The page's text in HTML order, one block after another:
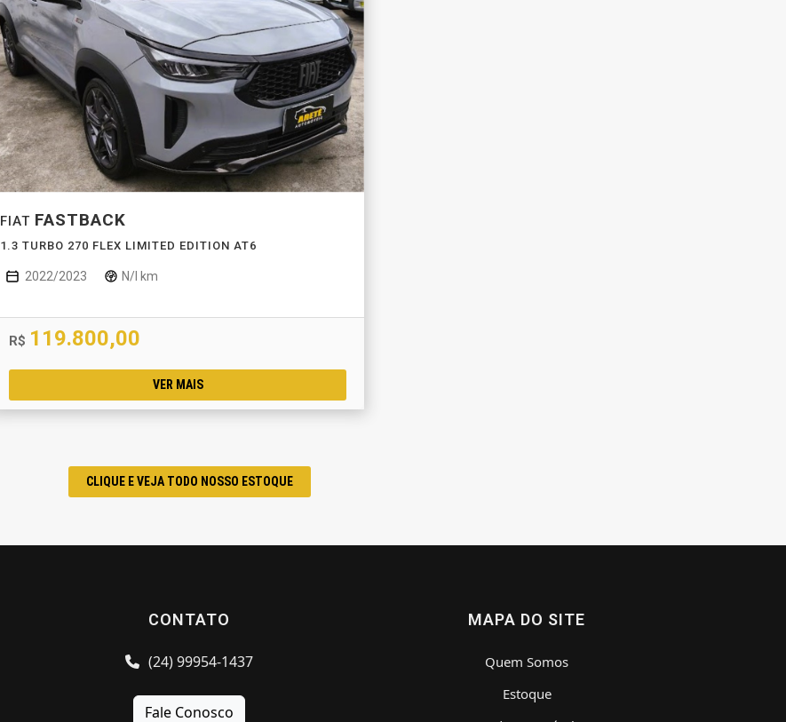
FIAT FASTBACK
1.3 TURBO 270 FLEX LIMITED EDITION AT6
2022/2023 N/I km
R$ 119.800,00
VER MAIS
CLIQUE E VEJA TODO NOSSO ESTOQUE
CONTATO
(24) 99954-1437
Fale Conosco
MAPA DO SITE
Quem Somos
Estoque